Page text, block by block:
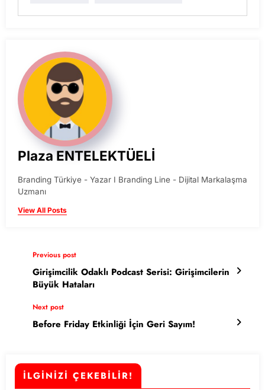
Plaza ENTELEKTÜELİ
Branding Türkiye - Yazar I Branding Line - Dijital Markalaşma
Uzmanı
View All Posts
Previous post
Girişimcilik Odaklı Podcast Serisi: Girişimcilerin
Büyük Hataları
Next post
Before Friday Etkinliği İçin Geri Sayım!
İLGİNİZİ ÇEKEBİLİR!